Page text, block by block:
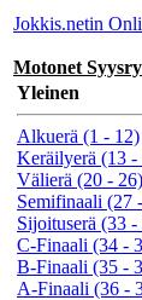
Jokkis.netin
Motonet
Yleinen
Alkuerä (1 - 12)
Keräilyerä (13 -
Välierä (20 - 26)
Semifinaali (27
Sijoituserä (33 -
C-Finaali (34 -
B-Finaali (35 -
A-Finaali (36 -